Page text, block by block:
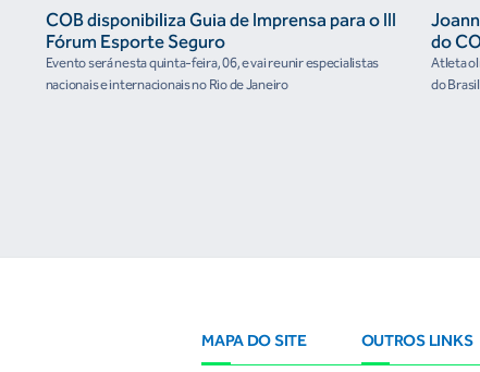
COB disponibiliza Guia de Imprensa para o III
Fórum Esporte Seguro
Evento será nesta quinta-feira, 06, e vai reunir especialistas
nacionais e internacionais no Rio de Janeiro
do
Atleta
do
MAPA DO SITE OUTROS LINKS